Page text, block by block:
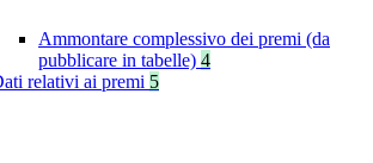
Ammontare complessivo dei premi (da
pubblicare in tabelle) 4
relativi ai premi 5